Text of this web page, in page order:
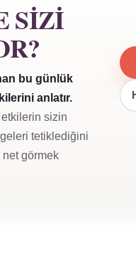
SIZI
bu günlük
anlatır.
sizin
tetiklediğini
görmek